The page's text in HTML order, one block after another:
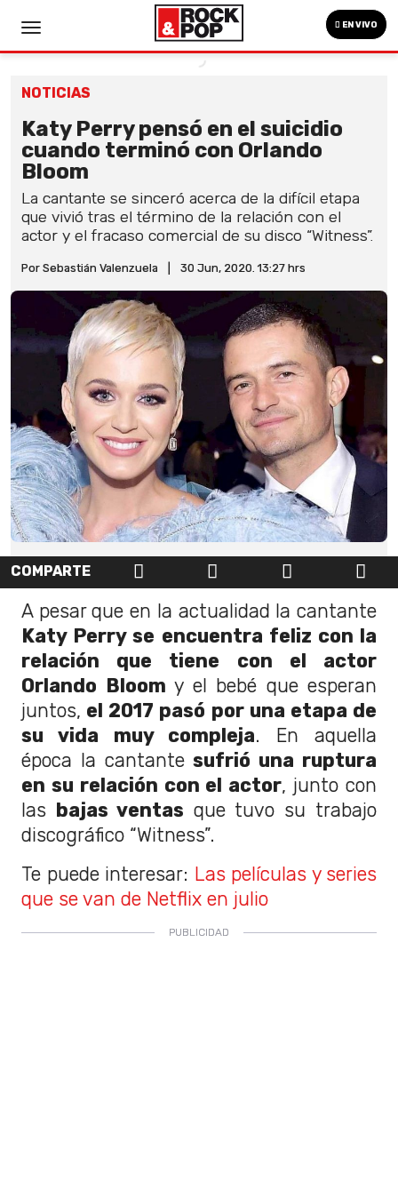
EN VIVO
NOTICIAS
Katy Perry pensó en el suicidio
cuando terminó con Orlando
Bloom
La cantante se sinceró acerca de la difícil etapa
que vivió tras el término de la relación con el
actor y el fracaso comercial de su disco “Witness”.
Por Sebastián Valenzuela 30 Jun, 2020. 13:27 hrs
COMPARTE
A pesar que en la actualidad la cantante
Katy Perry se encuentra feliz con la
relación que tiene con el actor
Orlando Bloom y el bebé que esperan
juntos, el 2017 pasó por una etapa de
su vida muy compleja. En aquella
época la cantantesufrió una ruptura
en su relación con el actor, junto con
las bajas ventas que tuvo su trabajo
discográfico “Witness”.
Te puede interesar: Las películas y series
que se van de Netflix en julio